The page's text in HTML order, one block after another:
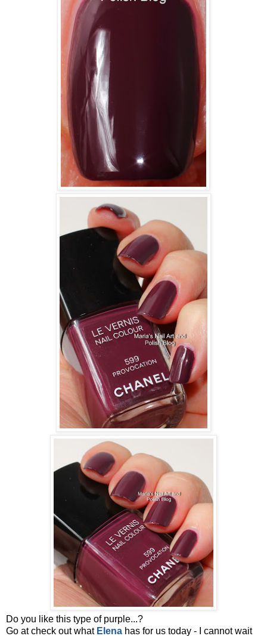
Do you like this type of purple...?
Go at check out what Elena has for us today - I cannot wait